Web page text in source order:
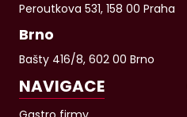
Peroutkova 531, 158 00 Praha
Brno
Bašty 416/8, 602 00 Brno
NAVIGACE